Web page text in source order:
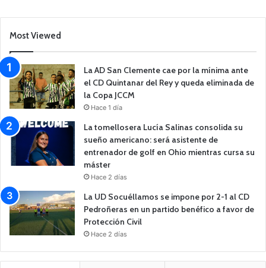
Most Viewed
La AD San Clemente cae por la mínima ante
el CD Quintanar del Rey y queda eliminada de
la Copa JCCM
Hace 1 día
La tomellosera Lucía Salinas consolida su
sueño americano: será asistente de
entrenador de golf en Ohio mientras cursa su
máster
Hace 2 días
La UD Socuéllamos se impone por 2-1 al CD
Pedroñeras en un partido benéfico a favor de
Protección Civil
Hace 2 días